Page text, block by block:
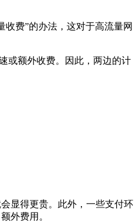
费”的办法，这对于高流量网
或额外收费。因此，两边的计
显得更贵。此外，一些支付环
外费用。